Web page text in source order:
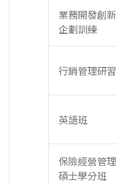
業務開發創新
企劃訓練
行銷管理研習
英語班
保險經營管理
碩士學分班